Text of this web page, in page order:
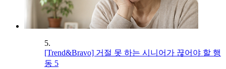
5.
[Trend&Bravo] 거절 못 하는 시니어가 끊어야 할 행
동 5